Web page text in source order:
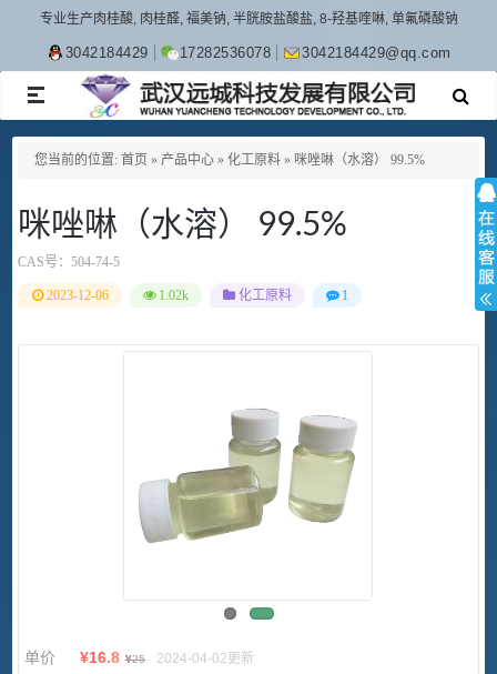
专业生产肉桂酸, 肉桂醛, 福美钠, 半胱胺盐酸盐, 8-羟基喹啉, 单氟磷酸钠
3042184429 17282536078 3042184429@qq.com
TOGGLE
NAVIGATION
您当前的位置: 首页 » 产品中心 » 化工原料 » 咪唑啉（水溶） 99.5%
咪唑啉（水溶） 99.5%
CAS号： 504-74-5
2023-12-06 1.02k 化工原料 1
单价 ¥16.8 ¥25 2024-04-02更新